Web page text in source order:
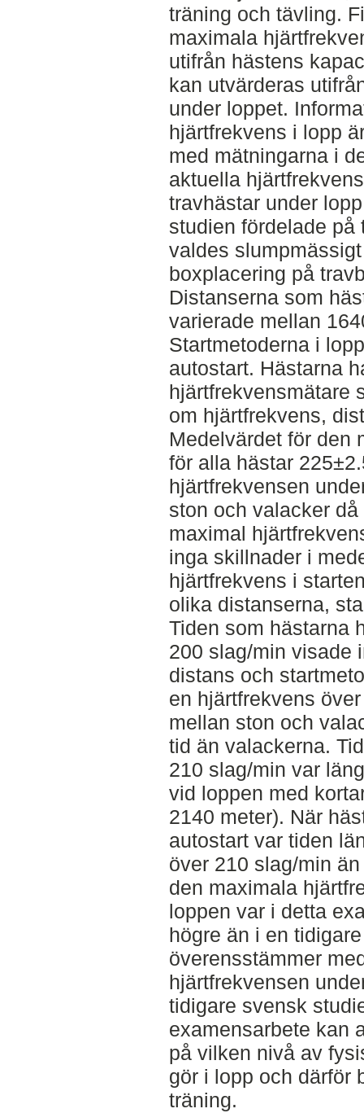
träning och tävling.
maximala
utifrån hästens
kan utvärderas
under loppet.
hjärtfrekvens i lopp
med mätningarna i
aktuella
travhästar under
studien fördelade på
valdes
boxplacering på
Distanserna som
varierade mellan
Startmetoderna i
autostart. Hästarna
hjärtfrekvensmätare
om hjärtfrekvens,
Medelvärdet för den
för alla hästar
hjärtfrekvensen
ston och valacker
maximal
inga skillnader i
hjärtfrekvens i
olika distanserna,
Tiden som hästarna
200 slag/min visade
distans och
en hjärtfrekvens
mellan ston och
tid än valackerna.
210 slag/min var
vid loppen med
2140 meter). När
autostart var tiden
över 210 slag/min
den maximala
loppen var i detta
högre än i en
överensstämmer
hjärtfrekvensen
tidigare svensk
examensarbete kan
på vilken nivå av
gör i lopp och därför
träning.